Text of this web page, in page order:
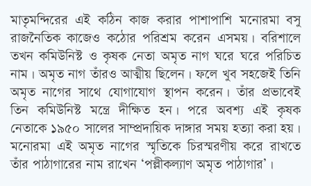
মাতৃমন্দিরের এই কঠিন কাজ করার পাশাপাশি মনোরমা বসু
রাজনৈতিক কাজেও কঠোর পরিশ্রম করেন এসময়। বরিশালে
তখন কমিউনিস্ট ও কৃষক নেতা অমৃত নাগ ঘরে ঘরে পরিচিত
নাম। অমৃত নাগ তাঁরও আত্মীয় ছিলেন। ফলে খুব সহজেই তিনি
অমৃত নাগের সাথে যোগাযোগ স্থাপন করেন। তাঁর প্রভাবেই
তিন কমিউনিস্ট মন্ত্রে দীক্ষিত হন। পরে অবশ্য এই কৃষক
নেতাকে ১৯৫০ সালের সাম্প্রদায়িক দাঙ্গার সময় হত্যা করা হয়।
মনোরমা এই অমৃত নাগের স্মৃতিকে চিরস্মরণীয় করে রাখতে
তাঁর পাঠাগারের নাম রাখেন ‘পল্লীকল্যাণ অমৃত পাঠাগার’।